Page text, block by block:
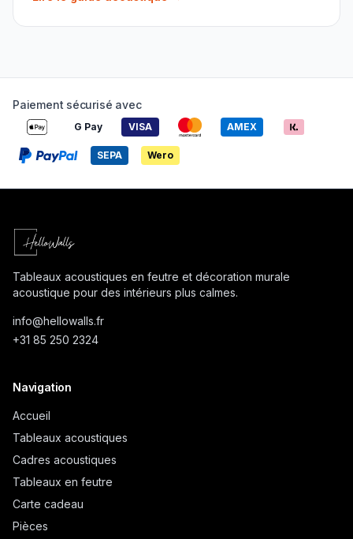
Paiement sécurisé avec
G Pay VISA AMEX
SEPA Wero
Tableaux acoustiques en feutre et décoration murale
acoustique pour des intérieurs plus calmes.
info@hellowalls.fr
+31 85 250 2324
Navigation
Accueil
Tableaux acoustiques
Cadres acoustiques
Tableaux en feutre
Carte cadeau
Pièces